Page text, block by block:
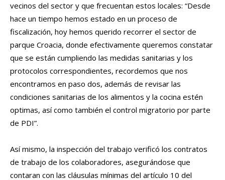
vecinos del sector y que frecuentan estos locales: “Desde
hace un tiempo hemos estado en un proceso de
fiscalización, hoy hemos querido recorrer el sector de
parque Croacia, donde efectivamente queremos constatar
que se están cumpliendo las medidas sanitarias y los
protocolos correspondientes, recordemos que nos
encontramos en paso dos, además de revisar las
condiciones sanitarias de los alimentos y la cocina estén
optimas, así como también el control migratorio por parte
de PDI”.
Así mismo, la inspección del trabajo verificó los contratos
de trabajo de los colaboradores, asegurándose que
contaran con las cláusulas mínimas del artículo 10 del